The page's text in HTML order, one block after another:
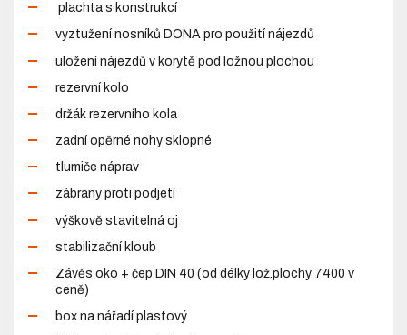
plachta s konstrukcí
vyztužení nosníků DONA pro použití nájezdů
uložení nájezdů v korytě pod ložnou plochou
rezervní kolo
držák rezervního kola
zadní opěrné nohy sklopné
tlumiče náprav
zábrany proti podjetí
výškově stavitelná oj
stabilizační kloub
Závěs oko + čep DIN 40 (od délky lož.plochy 7400 v
ceně)
box na nářadí plastový